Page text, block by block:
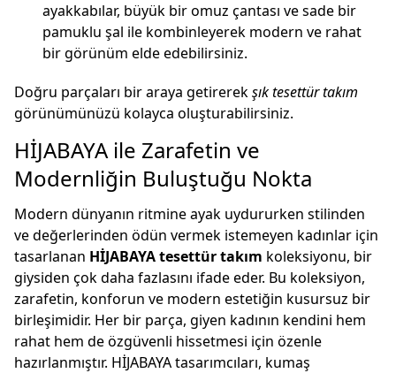
ayakkabılar, büyük bir omuz çantası ve sade bir
pamuklu şal ile kombinleyerek modern ve rahat
bir görünüm elde edebilirsiniz.
Doğru parçaları bir araya getirerekşık tesettür takım
görünümünüzü kolayca oluşturabilirsiniz.
HİJABAYA ile Zarafetin ve
Modernliğin Buluştuğu Nokta
Modern dünyanın ritmine ayak uydururken stilinden
ve değerlerinden ödün vermek istemeyen kadınlar için
tasarlanan HİJABAYA tesettür takım koleksiyonu, bir
giysiden çok daha fazlasını ifade eder. Bu koleksiyon,
zarafetin, konforun ve modern estetiğin kusursuz bir
birleşimidir. Her bir parça, giyen kadının kendini hem
rahat hem de özgüvenli hissetmesi için özenle
hazırlanmıştır. HİJABAYA tasarımcıları, kumaş